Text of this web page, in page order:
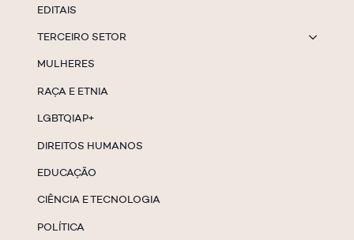
EDITAIS
TERCEIRO SETOR
MULHERES
RAÇA E ETNIA
LGBTQIAP+
DIREITOS HUMANOS
EDUCAÇÃO
CIÊNCIA E TECNOLOGIA
POLÍTICA